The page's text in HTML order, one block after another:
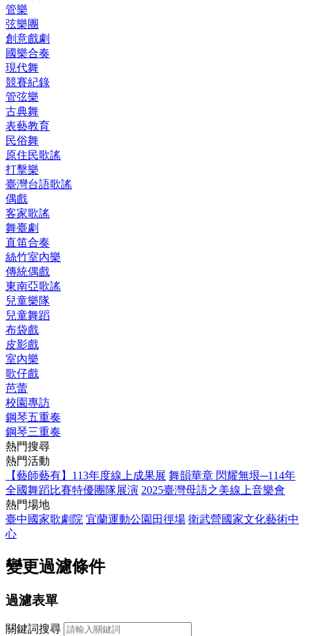
管樂
弦樂團
創意戲劇
國樂合奏
現代舞
競賽紀錄
管弦樂
古典舞
表藝教育
民俗舞
原住民歌謠
打擊樂
臺灣台語歌謠
偶戲
客家歌謠
舞臺劇
直笛合奏
絲竹室內樂
傳統偶戲
東南亞歌謠
兒童樂隊
兒童舞蹈
布袋戲
皮影戲
室內樂
歌仔戲
芭蕾
校園專訪
鋼琴五重奏
鋼琴三重奏
熱門搜尋
熱門活動
【藝師藝有】113年度線上成果展 舞韻華章 閃耀無垠─114年
全國舞蹈比賽特優團隊展演 2025臺灣母語之美線上音樂會
熱門場地
臺中國家歌劇院 宜蘭運動公園田徑場 衛武營國家文化藝術中
心
變更過濾條件
過濾表單
關鍵詞搜尋